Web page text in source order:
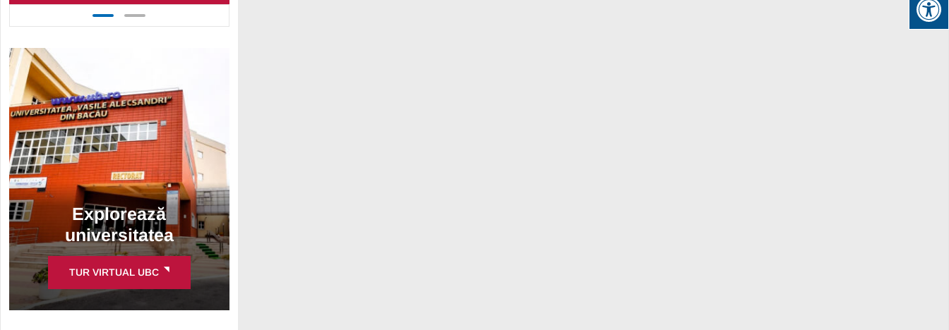
Explorează
universitatea
TUR VIRTUAL UBC